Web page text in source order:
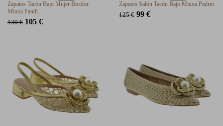
Zapatos Tacón Bajo Mujer Bicolor
Miuxa Pandi
130 € 105 €
Zapatos Salón Tacón Bajo Miuxa Padrio
125 € 99 €